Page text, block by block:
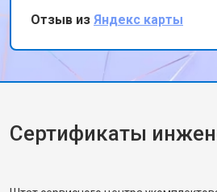
коптер, сервисом остался
Отзыв из Яндекс карты
Сертификаты